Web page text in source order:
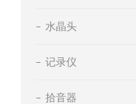
水晶头
记录仪
拾音器